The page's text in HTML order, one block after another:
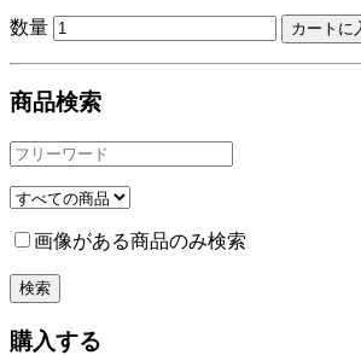
数量
商品検索
画像がある商品のみ検索
購入する